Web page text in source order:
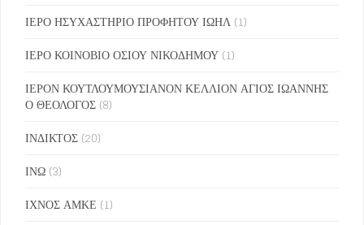
ΙΕΡΟ ΗΣΥΧΑΣΤΗΡΙΟ ΠΡΟΦΗΤΟΥ ΙΩΗΛ (1)
ΙΕΡΟ ΚΟΙΝΟΒΙΟ ΟΣΙΟΥ ΝΙΚΟΔΗΜΟΥ (1)
ΙΕΡΟΝ ΚΟΥΤΛΟΥΜΟΥΣΙΑΝΟΝ ΚΕΛΛΙΟΝ ΑΓΙΟΣ ΙΩΑΝΝΗΣ
Ο ΘΕΟΛΟΓΟΣ (8)
ΙΝΔΙΚΤΟΣ (20)
ΙΝΩ (3)
ΙΧΝΟΣ ΑΜΚΕ (1)